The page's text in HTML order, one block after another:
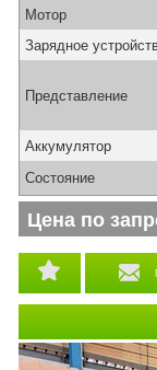
Мотор
Зарядное
Представление
Аккумулятор
Состояние
Цена по